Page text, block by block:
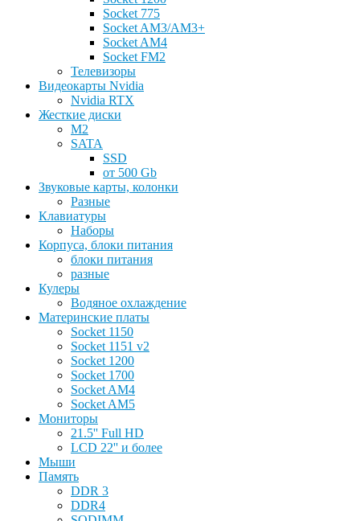
Socket 775
Socket AM3/AM3+
Socket AM4
Socket FM2
Телевизоры
Видеокарты Nvidia
Nvidia RTX
Жесткие диски
M2
SATA
SSD
от 500 Gb
Звуковые карты, колонки
Разные
Клавиатуры
Наборы
Корпуса, блоки питания
блоки питания
разные
Кулеры
Водяное охлаждение
Материнские платы
Socket 1150
Socket 1151 v2
Socket 1200
Socket 1700
Socket AM4
Socket AM5
Мониторы
21.5'' Full HD
LCD 22'' и более
Мыши
Память
DDR 3
DDR4